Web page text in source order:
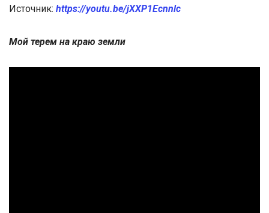
Источник: https://youtu.be/jXXP1Ecnnlc
Мой терем на краю земли